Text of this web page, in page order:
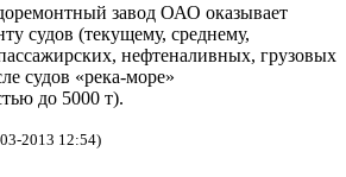
завод ОАО оказывает
судов (текущему, среднему,
нефтеналивных, грузовых
судов «река-море»
до 5000 т).
2013 12:54)